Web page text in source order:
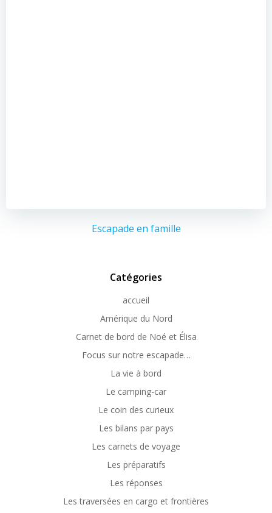
Escapade en famille
Catégories
accueil
Amérique du Nord
Carnet de bord de Noé et Élisa
Focus sur notre escapade…
La vie à bord
Le camping-car
Le coin des curieux
Les bilans par pays
Les carnets de voyage
Les préparatifs
Les réponses
Les traversées en cargo et frontières